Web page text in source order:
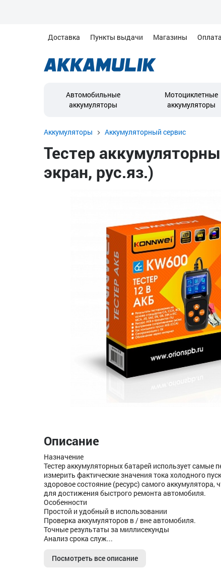
Доставка Пункты выдачи Магазины Оплата
Автомобильные
аккумуляторы
Мотоциклетные
аккумуляторы
Аккумуляторы Аккумуляторный сервис
Тестер
экран, рус.яз.)
Описание
Назначение
Тестер аккумуляторных батарей использует самые
измерить фактические значения тока холодного
здоровое состояние (ресурс) самого
для достижения быстрого ремонта автомобиля.
Особенности
Простой и удобный в использовании
Проверка аккумуляторов в / вне автомобиля.
Точные результаты за миллисекунды
Анализ срока служ...
Посмотреть все описание